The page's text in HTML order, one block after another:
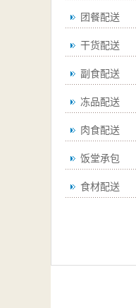
团餐配送
干货配送
副食配送
冻品配送
肉食配送
饭堂承包
食材配送